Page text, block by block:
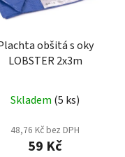
obšitá s oky
LOBSTER 2x3m
Skladem (5 ks)
48,76 Kč bez DPH
59 Kč